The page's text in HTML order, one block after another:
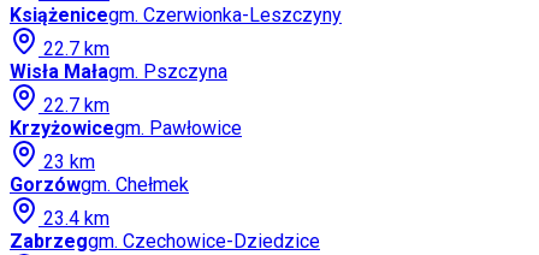
Książenicegm. Czerwionka-Leszczyny
22.7 km
Wisła Małagm. Pszczyna
22.7 km
Krzyżowicegm. Pawłowice
23 km
Gorzówgm. Chełmek
23.4 km
Zabrzeggm. Czechowice-Dziedzice